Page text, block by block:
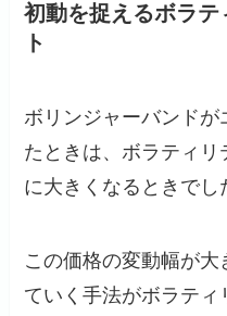
初動を捉えるボラ
ト
ボリンジャーバンドが
たときは、ボラティ
に大きくなるときでし
この価格の変動幅が
ていく手法がボラテ